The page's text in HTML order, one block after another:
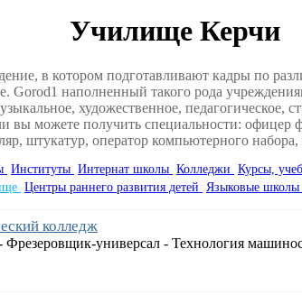
Училище Керчи
в котором подготавливают кадры по
Gorod1 наполненный такого рода
художественное,
вы можете получить специальности:
штукатур, оператор компьютерного
Институты Интернат школы Колледжи Курсы,
Центры раннего развития детей Языковые школы
колледж
универсал - Технология